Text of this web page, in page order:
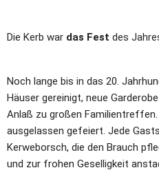
Die Kerb war das Fest des
Noch lange bis in das 20.
Häuser gereinigt, neue
Anlaß zu großen
ausgelassen gefeiert. Jede
Kerweborsch, die den Brauch
und zur frohen Geselligkeit